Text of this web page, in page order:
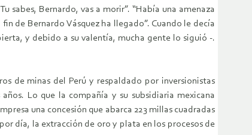
sabes, Bernardo, vas a morir”. “Había una amenaza
de Bernardo Vásquez ha llegado”. Cuando le decía
y debido a su valentía, mucha gente lo siguió -.
de minas del Perú y respaldado por inversionistas
Lo que la compañía y su subsidiaria mexicana
una concesión que abarca 223 millas cuadradas
día, la extracción de oro y plata en los procesos de